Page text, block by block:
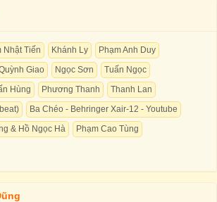
Nhật Tiến Khánh Ly
Phạm Anh Duy
Giao Ngọc Sơn
Tuấn Ngọc
Hùng Phương Thanh
Thanh Lan
Ba Chéo - Behringer Xair-12 - Youtube
& Hồ Ngọc Hà
Phạm Cao Tùng